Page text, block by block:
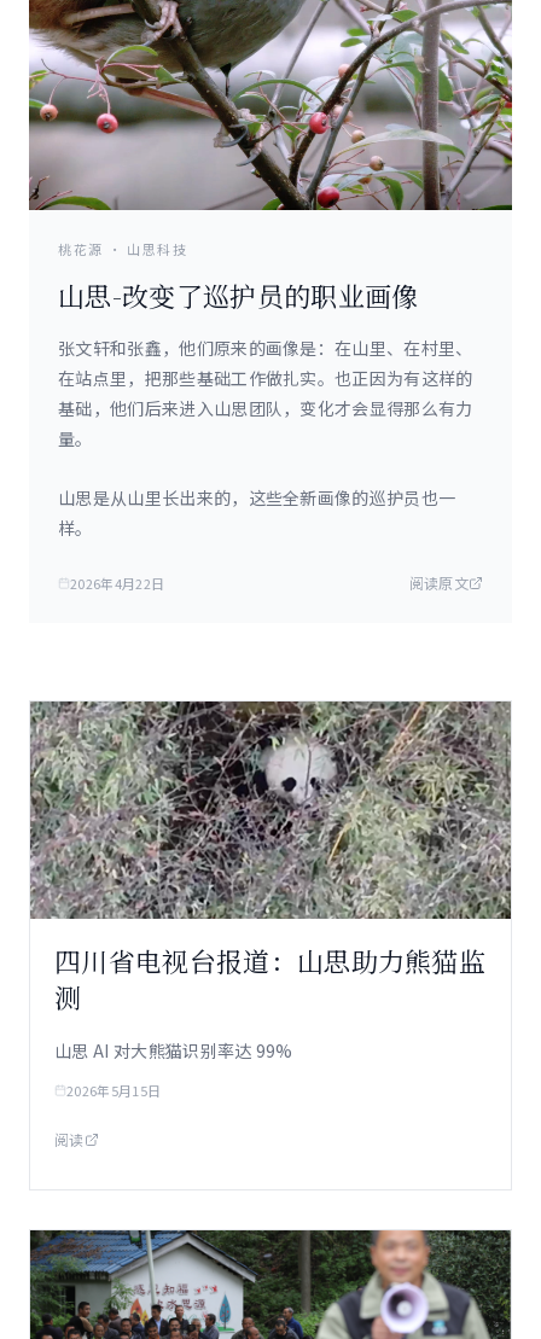
桃花源 · 山思科技
山思-改变了巡护员的职业画像
张文轩和张鑫，他们原来的画像是：在山里、在村里、
在站点里，把那些基础工作做扎实。也正因为有这样的
基础，他们后来进入山思团队，变化才会显得那么有力
量。
山思是从山里长出来的，这些全新画像的巡护员也一
样。
2026年4月22日 阅读原文
四川省电视台报道：山思助力熊猫监
测
山思 AI 对大熊猫识别率达 99%
2026年5月15日
阅读